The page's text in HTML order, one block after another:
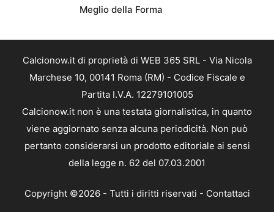
Meglio della Forma
Calcionow.it di proprietà di WEB 365 SRL - Via Nicola
Marchese 10, 00141 Roma (RM) - Codice Fiscale e
Partita I.V.A. 12279101005
Calcionow.it non è una testata giornalistica, in quanto
viene aggiornato senza alcuna periodicità. Non può
pertanto considerarsi un prodotto editoriale ai sensi
della legge n. 62 del 07.03.2001
Copyright ©2026 - Tutti i diritti riservati - Contattaci